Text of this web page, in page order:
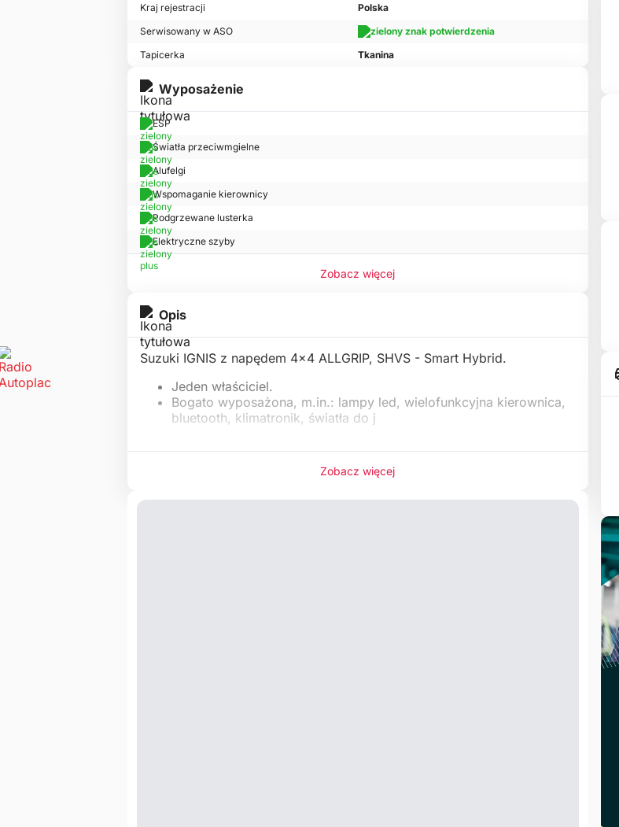
Kraj rejestracji
Polska
Serwisowany w ASO
Tapicerka
Tkanina
Wyposażenie
ESP
Światła przeciwmgielne
Alufelgi
Wspomaganie kierownicy
Podgrzewane lusterka
Elektryczne szyby
Zobacz więcej
Opis
Suzuki IGNIS z napędem 4x4 ALLGRIP, SHVS - Smart Hybrid.
Jeden właściciel.
Bogato wyposażona, m.in.: lampy led, wielofunkcyjna kierownica,
bluetooth, klimatronik, światła do j
Zobacz więcej